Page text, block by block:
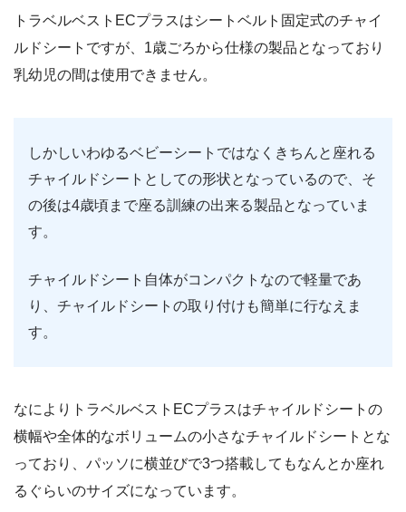
トラベルベストECプラスはシートベルト固定式のチャイ
ルドシートですが、1歳ごろから仕様の製品となっており
乳幼児の間は使用できません。
しかしいわゆるベビーシートではなくきちんと座れる
チャイルドシートとしての形状となっているので、そ
の後は4歳頃まで座る訓練の出来る製品となっていま
す。
チャイルドシート自体がコンパクトなので軽量であ
り、チャイルドシートの取り付けも簡単に行なえま
す。
なによりトラベルベストECプラスはチャイルドシートの
横幅や全体的なボリュームの小さなチャイルドシートとな
っており、パッソに横並びで3つ搭載してもなんとか座れ
るぐらいのサイズになっています。